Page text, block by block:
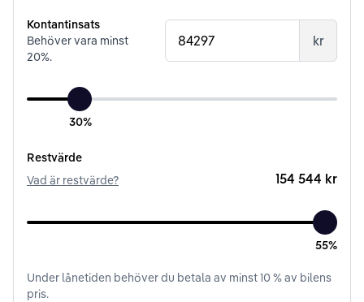
Kontantinsats
Behöver vara minst
20%.
kr
30%
Restvärde
Vad är restvärde?
154 544 kr
55%
Under lånetiden behöver du betala av minst10% av bilens
pris.